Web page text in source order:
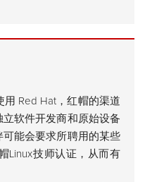
用 Red Hat，红帽的渠道
软件开发商和原始设备
能会要求所聘用的某些
Linux技师认证，从而有